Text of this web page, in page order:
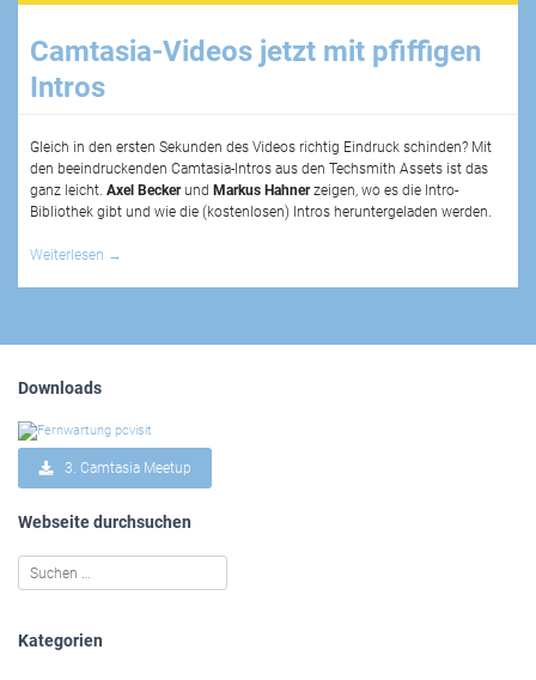
Camtasia-Videos jetzt mit pfiffigen
Intros
Gleich in den ersten Sekunden des Videos richtig Eindruck schinden? Mit
den beeindruckenden Camtasia-Intros aus den Techsmith Assets ist das
ganz leicht. Axel Beckerund Markus Hahnerzeigen, wo es die Intro-
Bibliothek gibt und wie die (kostenlosen) Intros heruntergeladen werden.
Weiterlesen →
Downloads
3. Camtasia Meetup
Webseite durchsuchen
Kategorien